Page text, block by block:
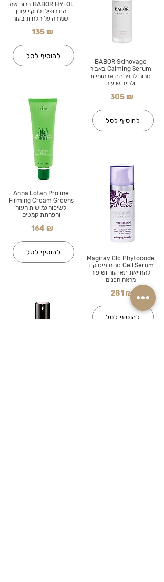
BABOR HY-OL בבור שמן
הידרופילי לניקוי עדין
ושמירה על הלחות בעור
135 ₪
להוסיף לסל
Anna Lotan Proline
Firming Cream Greens
לשיפור גמישות העור
והפחתת קמטים
164 ₪
להוסיף לסל
BABOR Skinovage
Calming Serum באבור
סרום להפחתת אדמומיות
ולחידוש עור
305 ₪
להוסיף לסל
Magiray Clc Phytocode
Cell Serum סרום פיטוקוד
להחייאת תאי עור ושיפור
מראה הפנים
281 ₪
להוסיף לסל